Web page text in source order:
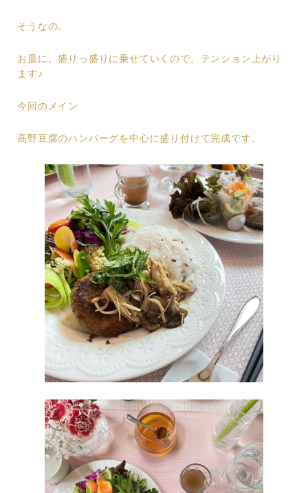
そうなの。
お皿に、盛りっ盛りに乗せていくので、テンション上がり
ます♪
今回のメイン
高野豆腐のハンバーグを中心に盛り付けて完成です。